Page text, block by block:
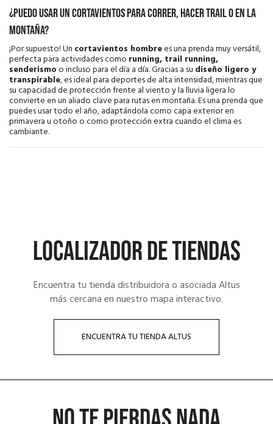
¿Puedo usar un cortavientos para correr, hacer trail o en la
montaña?
¡Por supuesto! Un cortavientos hombrees una prenda muy versátil,
perfecta para actividades como running, trail running,
senderismoo incluso para el día a día. Gracias a su diseño ligero y
transpirable, es ideal para deportes de alta intensidad, mientras que
su capacidad de protección frente al viento y la lluvia ligera lo
convierte en un aliado clave para rutas en montaña. Es una prenda que
puedes usar todo el año, adaptándola como capa exterior en
primavera u otoño o como protección extra cuando el clima es
cambiante.
LOCALIZADOR DE TIENDAS
Encuentra tu tienda distribuidora o asociada Altus
más cercana en nuestro mapa interactivo.
ENCUENTRA TU TIENDA ALTUS